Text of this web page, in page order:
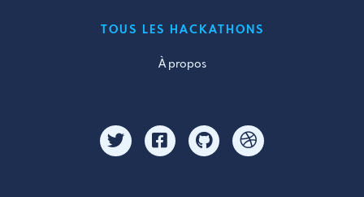
TOUS LES HACKATHONS
À propos